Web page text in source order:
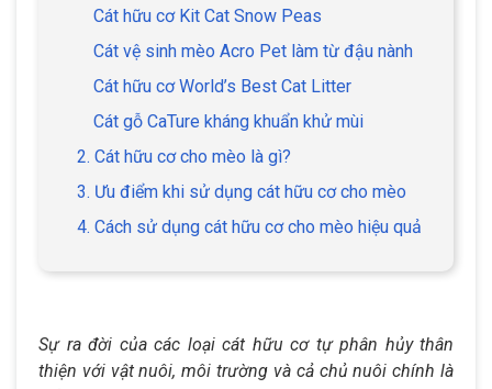
Cát hữu cơ Kit Cat Snow Peas
Cát vệ sinh mèo Acro Pet làm từ đậu nành
Cát hữu cơ World’s Best Cat Litter
Cát gỗ CaTure kháng khuẩn khử mùi
2. Cát hữu cơ cho mèo là gì?
3. Ưu điểm khi sử dụng cát hữu cơ cho mèo
4. Cách sử dụng cát hữu cơ cho mèo hiệu quả
Sự ra đời của các loại cát hữu cơ tự phân hủy thân
thiện với vật nuôi, môi trường và cả chủ nuôi chính là